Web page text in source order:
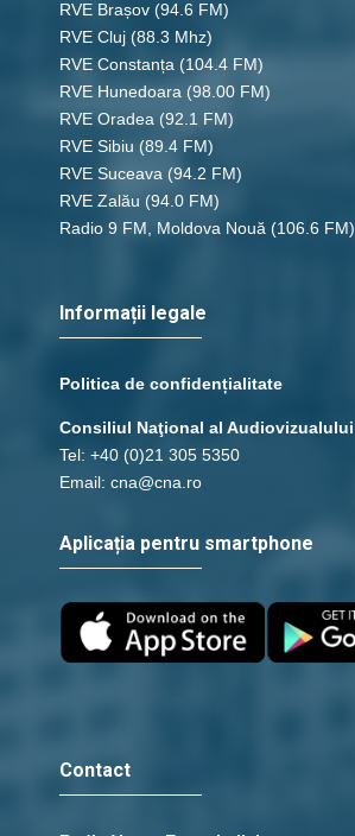
RVE Brașov (94.6 FM)
RVE Cluj (88.3 Mhz)
RVE Constanța (104.4 FM)
RVE Hunedoara (98.00 FM)
RVE Oradea (92.1 FM)
RVE Sibiu (89.4 FM)
RVE Suceava (94.2 FM)
RVE Zalău (94.0 FM)
Radio 9 FM, Moldova Nouă (106.6 FM)
Informații legale
Politica de confidențialitate
Consiliul Naţional al Audiovizualului
Tel: +40 (0)21 305 5350
Email: cna@cna.ro
Aplicația pentru smartphone
Contact